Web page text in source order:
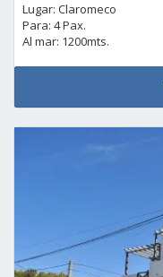
Lugar: Claromeco
Para: 4 Pax.
Al mar: 1200mts.